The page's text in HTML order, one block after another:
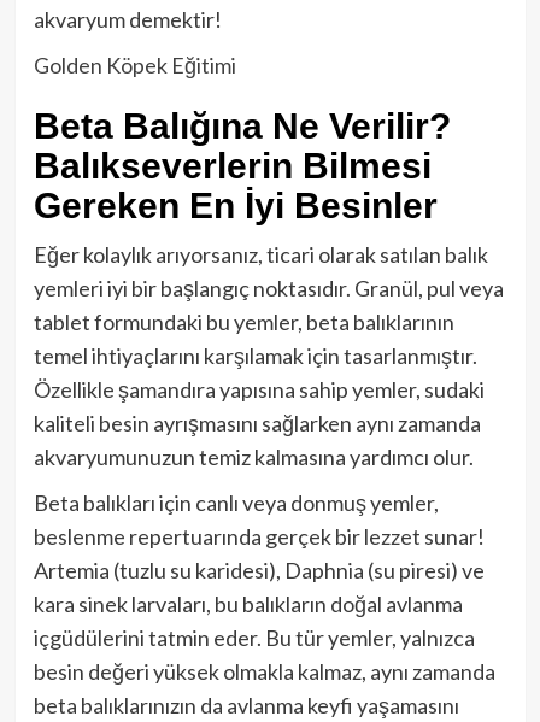
akvaryum demektir!
Golden Köpek Eğitimi
Beta Balığına Ne Verilir?
Balıkseverlerin Bilmesi
Gereken En İyi Besinler
Eğer kolaylık arıyorsanız, ticari olarak satılan balık
yemleri iyi bir başlangıç noktasıdır. Granül, pul veya
tablet formundaki bu yemler, beta balıklarının
temel ihtiyaçlarını karşılamak için tasarlanmıştır.
Özellikle şamandıra yapısına sahip yemler, sudaki
kaliteli besin ayrışmasını sağlarken aynı zamanda
akvaryumunuzun temiz kalmasına yardımcı olur.
Beta balıkları için canlı veya donmuş yemler,
beslenme repertuarında gerçek bir lezzet sunar!
Artemia (tuzlu su karidesi), Daphnia (su piresi) ve
kara sinek larvaları, bu balıkların doğal avlanma
içgüdülerini tatmin eder. Bu tür yemler, yalnızca
besin değeri yüksek olmakla kalmaz, aynı zamanda
beta balıklarınızın da avlanma keyfi yaşamasını